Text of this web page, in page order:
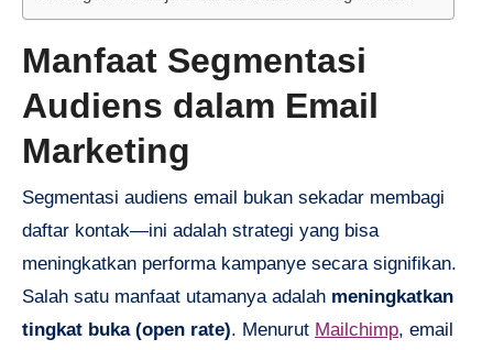
Manfaat Segmentasi
Audiens dalam Email
Marketing
Segmentasi audiens email bukan sekadar membagi
daftar kontak—ini adalah strategi yang bisa
meningkatkan performa kampanye secara signifikan.
Salah satu manfaat utamanya adalah meningkatkan
tingkat buka (open rate). Menurut Mailchimp, email